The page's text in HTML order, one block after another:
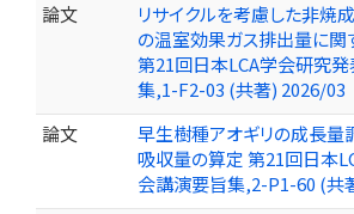
論文
リサイクルを考慮した非焼
の温室効果ガス排出量に関
第21回日本LCA学会研究
集,1-F2-03 (共著) 2026/03
論文
早生樹種アオギリの成長量
吸収量の算定 第21回日本
会講演要旨集,2-P1-60 (共